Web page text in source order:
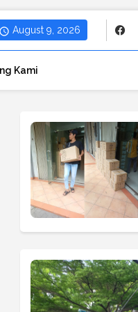
August 9, 2026
Kami